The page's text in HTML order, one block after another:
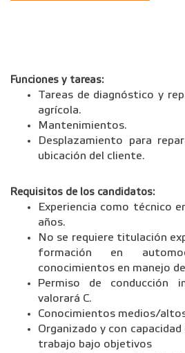
Funciones y tareas:
Tareas de diagnóstico y
agrícola.
Mantenimientos.
Desplazamiento para
ubicación del cliente.
Requisitos de los candidatos:
Experiencia como técnico
años.
No se requiere titulación
formación en
conocimientos en manejo
Permiso de conducción
valorará C.
Conocimientos medios/
Organizado y con
trabajo bajo objetivos